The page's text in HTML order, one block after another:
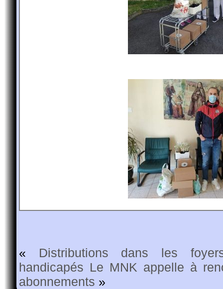
« Distributions dans les
handicapés Le MNK appelle à
abonnements »